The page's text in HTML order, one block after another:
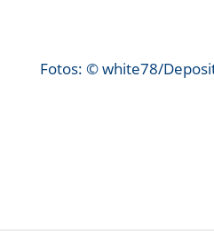
Fotos: © white78/